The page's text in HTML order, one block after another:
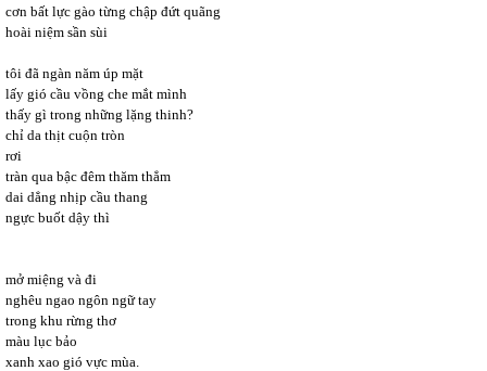
cơn bất lực gào từng chập đứt quãng
hoài niệm sần sùi
tôi đã ngàn năm úp mặt
lấy gió cầu vồng che mắt mình
thấy gì trong những lặng thinh?
chỉ da thịt cuộn tròn
rơi
tràn qua bậc đêm thăm thẳm
dai dẳng nhịp cầu thang
ngực buốt dậy thì
mở miệng và đi
nghêu ngao ngôn ngữ tay
trong khu rừng thơ
màu lục bảo
xanh xao gió vực mùa.